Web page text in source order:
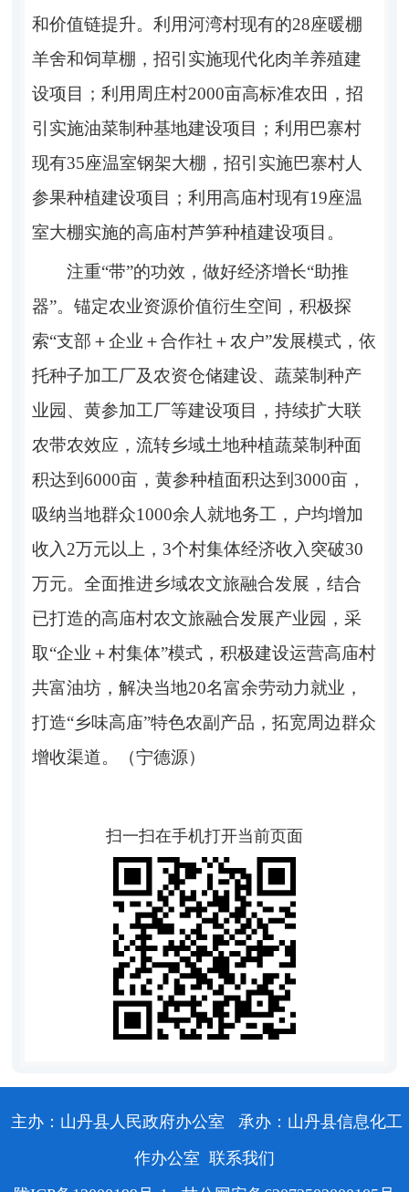
和价值链提升。 利用河湾村现有的28座暖棚
羊舍和饲草棚 ，招引实施现代化肉羊养殖建
设项目 ； 利用周庄村2000亩高标准农田 ，招
引实施油菜制种基地建设项目 ； 利用巴寨村
现有35座温室钢架大棚 ，招引实施巴寨村人
参果种植建设项目 ； 利用高庙村现有19座温
室大棚实施的高庙村芦笋种植建设项目 。
注重“带”的功效，做好经济增长“助推
器”。 锚定农业资源价值衍生空间， 积极探
索“支部 ＋企业 ＋合作社 ＋农户”发展模式，依
托种子加工厂及农资仓储建设、蔬菜制种产
业园、黄参加工厂等建设项目，持续扩大联
农带农效应，流转乡域土地种植蔬菜制种面
积达到 6000亩，黄参种植面积达到 3000亩，
吸纳当地群众1000余人就地务工，户均增加
收入 2万元以上 ， 3个村集体经济收入突破30
万元。全面推进乡域农文旅融合发展， 结合
已打造的高庙村农文旅融合发展产业园，采
取“企业 ＋村集体”模式，积极建设运营高庙村
共富油坊，解决当地20名富余劳动力就业，
打造“乡味高庙”特色农副产品， 拓宽周边群众
增收渠道。（宁德源）
扫一扫在手机打开当前页面
主办：山丹县人民政府办公室
承办：山丹县信息化工
作办公室 联系我们